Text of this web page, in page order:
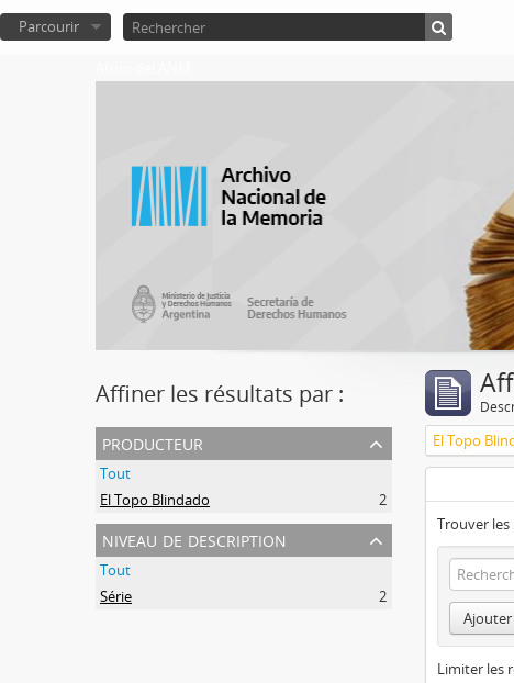
Parcourir
Affiner les résultats par :
producteur
Tout
El Topo Blindado
2
niveau de description
Tout
Série
2
El Topo
Trouver les
Limiter les